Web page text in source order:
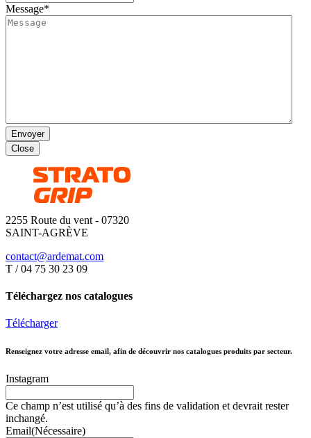
Message*
Envoyer
Close
2255 Route du vent - 07320
SAINT-AGRÈVE
contact@ardemat.com
T / 04 75 30 23 09
Téléchargez nos catalogues
Télécharger
Renseignez votre adresse email, afin de découvrir nos catalogues produits par secteur.
Instagram
Ce champ n’est utilisé qu’à des fins de validation et devrait rester
inchangé.
Email(Nécessaire)